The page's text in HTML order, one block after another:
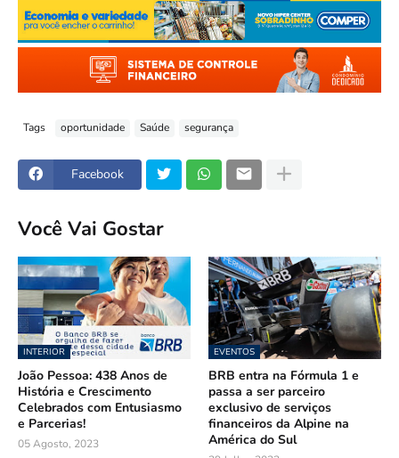
Tags oportunidade Saúde segurança
Facebook
Você Vai Gostar
INTERIOR
João Pessoa: 438 Anos de
História e Crescimento
Celebrados com Entusiasmo
e Parcerias!
05 Agosto, 2023
EVENTOS
BRB entra na Fórmula 1 e
passa a ser parceiro
exclusivo de serviços
financeiros da Alpine na
América do Sul